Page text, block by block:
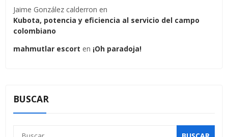
Jaime González calderron en
Kubota, potencia y eficiencia al servicio del campo
colombiano
mahmutlar escort en ¡Oh paradoja!
BUSCAR